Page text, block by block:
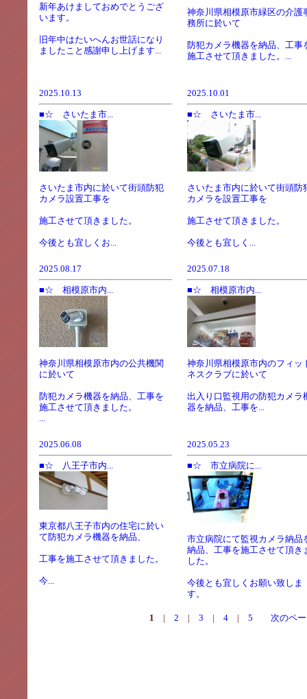
新年あけましておめでとうござ
います。
旧年中はたいへんお世話になり
ましたこと感謝申し上げます...
神奈川県相模原市緑区の介護
務所に於いて
防犯カメラ機器を納品、工事
施工させて頂きました。...
2025.10.13
■☆ さいたま市...
さいたま市内に於いて街頭防犯
カメラ設置工事を
施工させて頂きました。
今後とも宜しくお...
2025.10.01
■☆ さいたま市...
さいたま市内に於いて街頭防
カメラを設置工事を
施工させて頂きました。
今後とも宜しく...
2025.08.17
■☆ 相模原市内...
神奈川県相模原市内の公共機関
に於いて
防犯カメラ機器を納品、工事を
施工させて頂きました。
...
2025.07.18
■☆ 相模原市内...
神奈川県相模原市内のフィッ
ネスクラブに於いて
出入り口監視用の防犯カメラ
器を納品、工事を...
2025.06.08
■☆ 八王子市内...
東京都八王子市内の住宅に於い
て防犯カメラ機器を納品、
工事を施工させて頂きました。
今...
2025.05.23
■☆ 市立病院に...
市立病院にて監視カメラ納品
納品、工事を施工させて頂き
した。
今後とも宜しくお願い致しま
す。
1 | 2 | 3 | 4| 5 次のペ